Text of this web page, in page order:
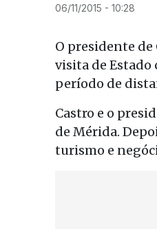
06/11/2015 - 10:28
O presidente de
visita de Estado
período de
Castro e o
de Mérida.
turismo e